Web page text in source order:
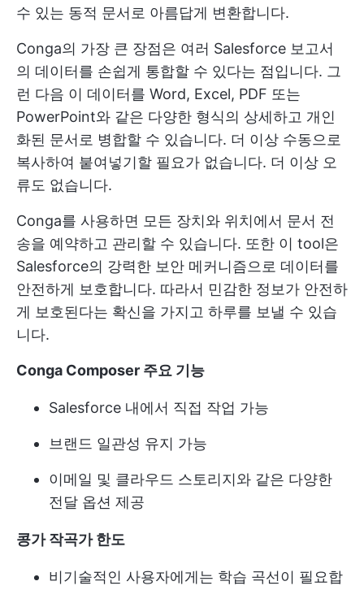
수 있는 동적 문서로 아름답게 변환합니다.
Conga의 가장 큰 장점은 여러 Salesforce 보고서
의 데이터를 손쉽게 통합할 수 있다는 점입니다. 그
런 다음 이 데이터를 Word, Excel, PDF 또는
PowerPoint와 같은 다양한 형식의 상세하고 개인
화된 문서로 병합할 수 있습니다. 더 이상 수동으로
복사하여 붙여넣기할 필요가 없습니다. 더 이상 오
류도 없습니다.
Conga를 사용하면 모든 장치와 위치에서 문서 전
송을 예약하고 관리할 수 있습니다. 또한 이 tool은
Salesforce의 강력한 보안 메커니즘으로 데이터를
안전하게 보호합니다. 따라서 민감한 정보가 안전하
게 보호된다는 확신을 가지고 하루를 보낼 수 있습
니다.
Conga Composer 주요 기능
Salesforce 내에서 직접 작업 가능
브랜드 일관성 유지 가능
이메일 및 클라우드 스토리지와 같은 다양한
전달 옵션 제공
콩가 작곡가 한도
비기술적인 사용자에게는 학습 곡선이 필요합